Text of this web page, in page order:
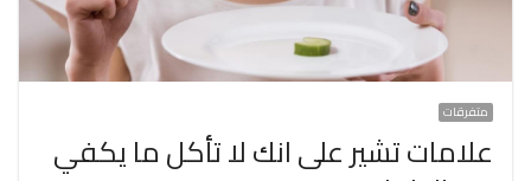
متفرقات
علامات تشير على انك لا تأكل ما يكفي